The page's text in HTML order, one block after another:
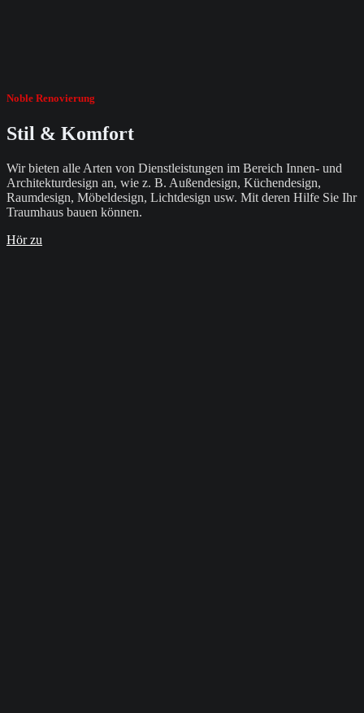
Noble Renovierung
Stil & Komfort
Wir bieten alle Arten von Dienstleistungen im Bereich Innen- und
Architekturdesign an, wie z. B. Außendesign, Küchendesign,
Raumdesign, Möbeldesign, Lichtdesign usw. Mit deren Hilfe Sie Ihr
Traumhaus bauen können.
Hör zu